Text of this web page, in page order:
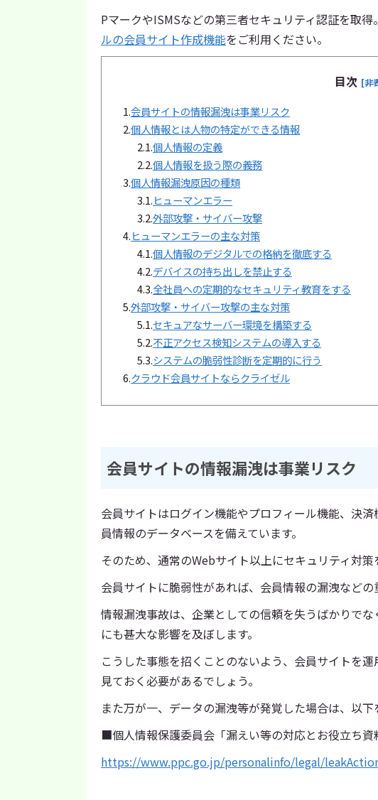
PマークやISMSなどの第三者セキュリティ認証を取
ルの会員サイト作成機能をご利用ください。
目次 [非
1.会員サイトの情報漏洩は事業リスク
2.個人情報とは人物の特定ができる情報
2.1.個人情報の定義
2.2.個人情報を扱う際の義務
3.個人情報漏洩原因の種類
3.1.ヒューマンエラー
3.2.外部攻撃・サイバー攻撃
4.ヒューマンエラーの主な対策
4.1.個人情報のデジタルでの格納を徹底する
4.2.デバイスの持ち出しを禁止する
4.3.全社員への定期的なセキュリティ教育をする
5.外部攻撃・サイバー攻撃の主な対策
5.1.セキュアなサーバー環境を構築する
5.2.不正アクセス検知システムの導入する
5.3.システムの脆弱性診断を定期的に行う
6.クラウド会員サイトならクライゼル
会員サイトの情報漏洩は事業リスク
会員サイトはログイン機能やプロフィール機能、決
員情報のデータベースを備えています。
そのため、通常のWebサイト以上にセキュリティ対策
会員サイトに脆弱性があれば、会員情報の漏洩などの
情報漏洩事故は、企業としての信頼を失うばかりで
にも甚大な影響を及ぼします。
こうした事態を招くことのないよう、会員サイトを
見ておく必要があるでしょう。
また万が一、データの漏洩等が発覚した場合は、以下
■個人情報保護委員会「漏えい等の対応とお役立ち資
https://www.ppc.go.jp/personalinfo/legal/